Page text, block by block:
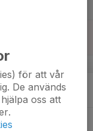
för att vår
De används
oss att